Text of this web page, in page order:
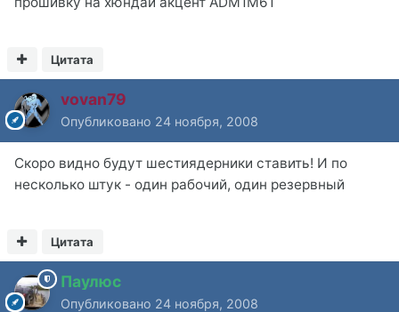
Цитата
vovan79
Опубликовано 24 ноября, 2008
Скоро видно будут шестиядерники ставить! И по
несколько штук - один рабочий, один резервный
Цитата
Паулюс
Опубликовано 24 ноября, 2008